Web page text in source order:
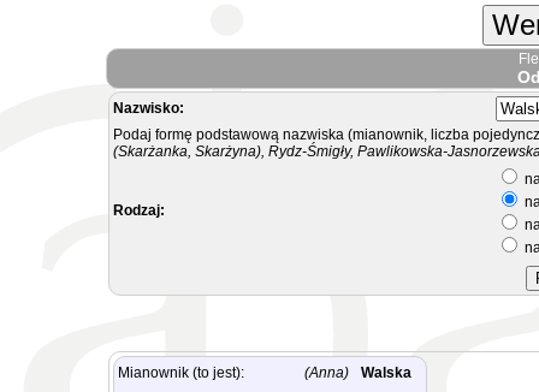
Nazwisko:
Podaj formę podstawową nazwiska (mianownik, liczba
(Skarżanka, Skarżyna), Rydz-Śmigły, Pawlikowska-
Rodzaj:
Mianownik (to jest): (Anna)
Walska